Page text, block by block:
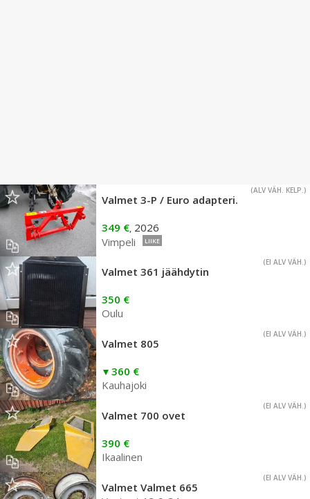
(ALV VÄH. KELP.)
Valmet 3-P / Euro adapteri.
349 €, 2026
Vimpeli
LIIKE
(EI ALV VÄH.)
Valmet 361 jäähdytin
350 €
Oulu
(EI ALV VÄH.)
Valmet 805
360 €
Kauhajoki
(EI ALV VÄH.)
Valmet 700 ovet
390 €
Ikaalinen
(EI ALV VÄH.)
Valmet Valmet 665